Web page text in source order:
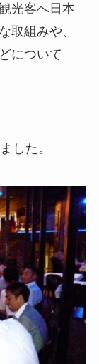
光客へ日本
取組みや、
について
した。